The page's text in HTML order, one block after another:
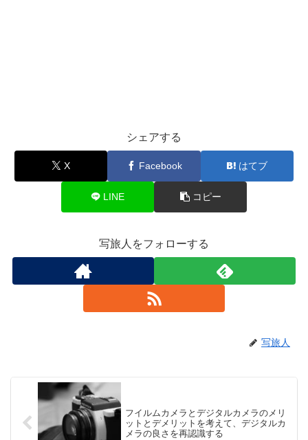
シェアする
X Facebook はてブ
LINE コピー
写旅人をフォローする
写旅人
フイルムカメラとデジタルカメラのメリ
ットとデメリットを考えて、デジタルカ
メラの良さを再認識する